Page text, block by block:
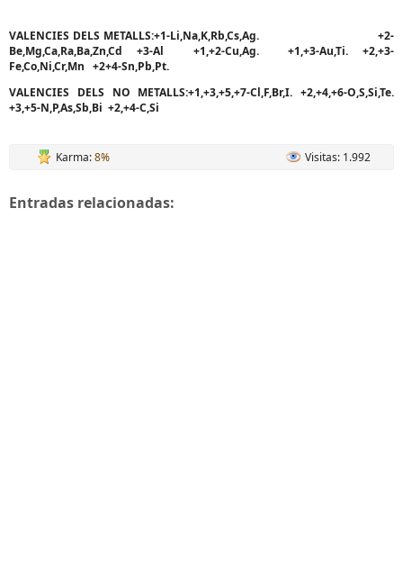
VALENCIES DELS METALLS:+1-Li,Na,K,Rb,Cs,Ag. +2-
Be,Mg,Ca,Ra,Ba,Zn,Cd +3-Al +1,+2-Cu,Ag. +1,+3-Au,Ti. +2,+3-
Fe,Co,Ni,Cr,Mn +2+4-Sn,Pb,Pt.
VALENCIES DELS NO METALLS:+1,+3,+5,+7-Cl,F,Br,I. +2,+4,+6-O,S,Si,Te.
+3,+5-N,P,As,Sb,Bi +2,+4-C,Si
Karma:8% Visitas: 1.992
Entradas relacionadas: